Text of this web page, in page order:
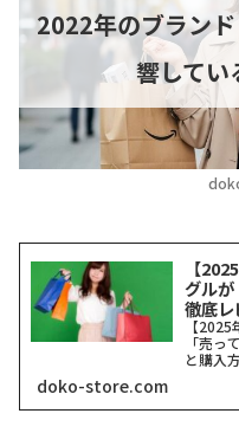
2022年のブラン
響してい
【
グル
徹底
【
「売
と購入
グル
のア
ね？一
doko-store.com